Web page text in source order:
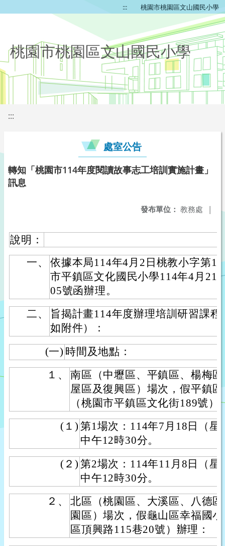
::: 桃園市桃園區文山國民小學
桃園市桃園區文山國民小學
:::
處室公告
轉知「桃園市114年度閱讀故事志工培訓實施計畫」
訊息
發布單位： 教務處 |
說明：
一、
依據本局114年4月2日桃教小字第
市平鎮區文化國民小學114年4月21
05號函辦理。
二、
旨揭計畫114年度辦理培訓研習課
如附件）：
(一) 時間及地點：
１、
南區（中壢區、平鎮區、楊梅
屋區及復興區）場次，假平鎮
（桃園市平鎮區文化街189號）
(１) 第1場次：114年7月18日（
中午12時30分。
(２) 第2場次：114年11月8日（
中午12時30分。
２、
北區（桃園區、大溪區、八德
園區）場次，假龜山區幸福國
區頂興路115巷20號）辦理：